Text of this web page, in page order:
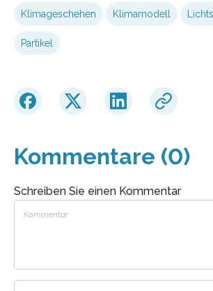
Klimageschehen Klimamodell
Partikel
Kommentare (0)
Schreiben Sie einen Kommentar